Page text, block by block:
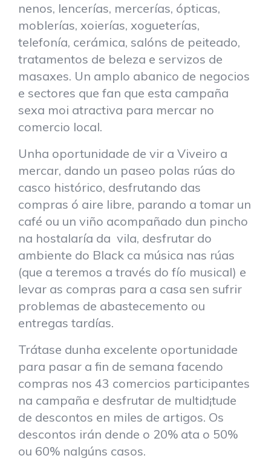
nenos, lencerías, mercerías, ópticas,
moblerías, xoierías, xogueterías,
telefonía, cerámica, salóns de peiteado,
tratamentos de beleza e servizos de
masaxes. Un amplo abanico de negocios
e sectores que fan que esta campaña
sexa moi atractiva para mercar no
comercio local.
Unha oportunidade de vir a Viveiro a
mercar, dando un paseo polas rúas do
casco histórico, desfrutando das
compras ó aire libre, parando a tomar un
café ou un viño acompañado dun pincho
na hostalaría da vila, desfrutar do
ambiente do Black ca música nas rúas
(que a teremos a través do fío musical) e
levar as compras para a casa sen sufrir
problemas de abastecemento ou
entregas tardías.
Trátase dunha excelente oportunidade
para pasar a fin de semana facendo
compras nos 43 comercios participantes
na campaña e desfrutar de multid¡tude
de descontos en miles de artigos. Os
descontos irán dende o 20% ata o 50%
ou 60% nalgúns casos.